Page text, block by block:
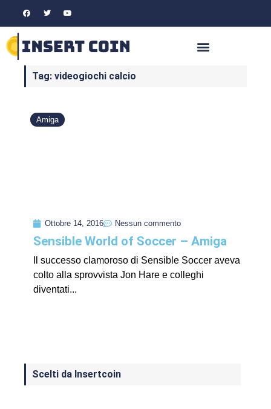
Tag: videogiochi calcio
Amiga
Ottobre 14, 2016 Nessun commento
Sensible World of Soccer – Amiga
Il successo clamoroso di Sensible Soccer aveva
colto alla sprovvista Jon Hare e colleghi
diventati...
Scelti da Insertcoin